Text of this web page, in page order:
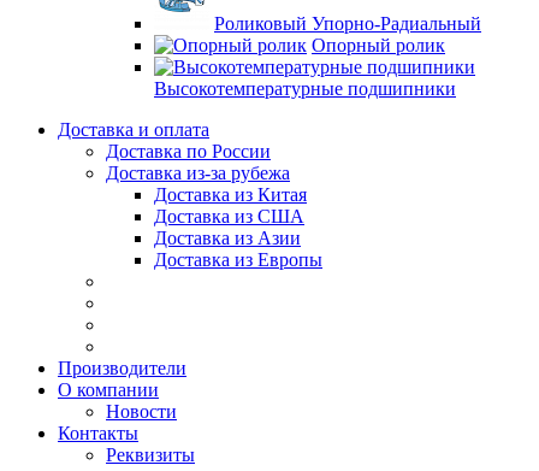
Роликовый Упорно-Радиальный
Опорный ролик
Высокотемпературные подшипники
Доставка и оплата
Доставка по России
Доставка из-за рубежа
Доставка из Китая
Доставка из США
Доставка из Азии
Доставка из Европы
Производители
О компании
Новости
Контакты
Реквизиты